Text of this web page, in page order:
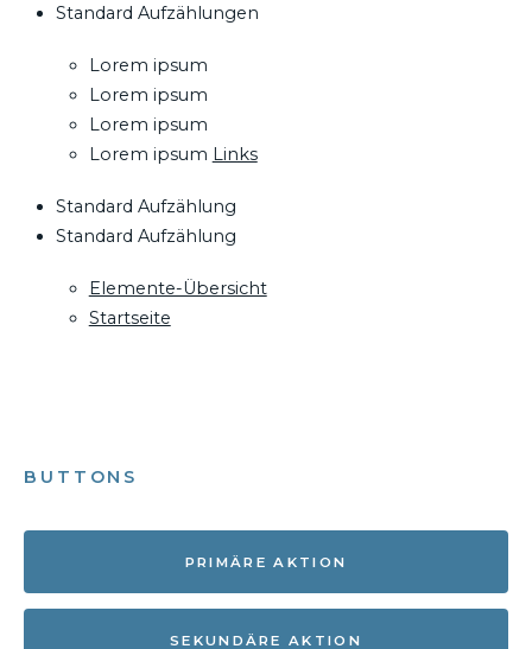
Standard Aufzählungen
Lorem ipsum
Lorem ipsum
Lorem ipsum
Lorem ipsum Links
Standard Aufzählung
Standard Aufzählung
Elemente-Übersicht
Startseite
BUTTONS
PRIMÄRE AKTION
SEKUNDÄRE AKTION